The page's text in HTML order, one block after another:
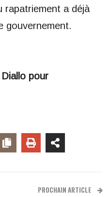
rapatriement a déjà
gouvernement.
pour
PROCHAIN ARTICLE